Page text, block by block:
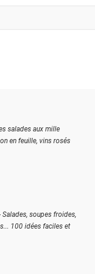
salades aux mille
en feuille, vins rosés
soupes froides,
100 idées faciles et